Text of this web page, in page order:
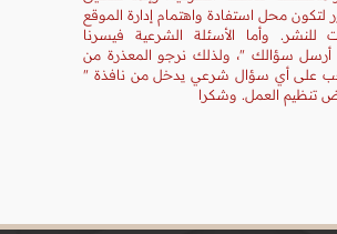
محل استفادة واهتمام إدارة الموقع
للنشر. وأما الأسئلة الشرعية فيسرنا
سؤالك "، ولذلك نرجو المعذرة من
يُجَب على أي سؤال شرعي يدخل من نافذة "
تنظيم العمل. وشكرا